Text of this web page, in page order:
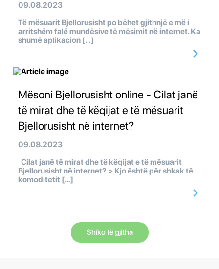
09.08.2023
Të mësuarit Bjellorusisht po bëhet gjithnjë e më i
arritshëm falë mundësive të mësimit në internet. Ka
shumë aplikacion […]
Mësoni Bjellorusisht online - Cilat janë
të mirat dhe të këqijat e të mësuarit
Bjellorusisht në internet?
09.08.2023
Cilat janë të mirat dhe të këqijat e të mësuarit
Bjellorusisht në internet? > Kjo është për shkak të
komoditetit […]
Shiko të gjitha